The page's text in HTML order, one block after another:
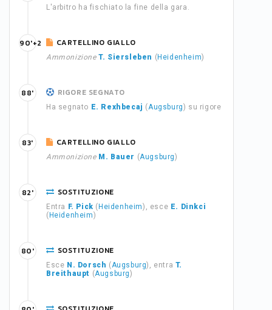
L'arbitro ha fischiato la fine della gara.
CARTELLINO GIALLO
Ammonizione T. Siersleben ( Heidenheim)
90'+2
RIGORE SEGNATO
Ha segnato E. Rexhbecaj (Augsburg) su rigore
88'
CARTELLINO GIALLO
Ammonizione M. Bauer (Augsburg)
83'
SOSTITUZIONE
Entra F. Pick ( Heidenheim), esce E. Dinkci
( Heidenheim)
82'
SOSTITUZIONE
Esce N. Dorsch (Augsburg), entra T.
Breithaupt (Augsburg)
80'